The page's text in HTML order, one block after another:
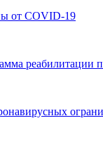
от COVID-19
реабилитации